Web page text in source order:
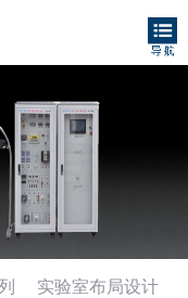
实验室布局设计